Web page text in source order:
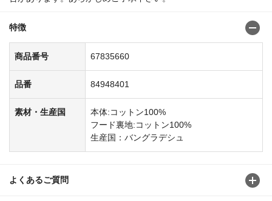
特徴
商品番号 67835660
品番 84948401
素材・生産国
本体:コットン100%
フード裏地:コットン100%
生産国：バングラデシュ
よくあるご質問